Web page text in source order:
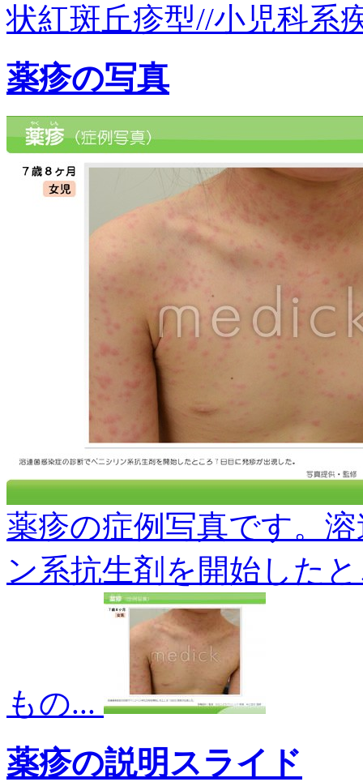
状紅斑丘疹型//小児科系
薬疹の写真
薬疹の症例写真です。
ン系抗生剤を開始した
もの...
薬疹の説明スライド